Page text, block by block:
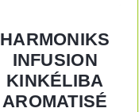
HARMONIKS
INFUSION
KINKÉLIBA
AROMATISÉ